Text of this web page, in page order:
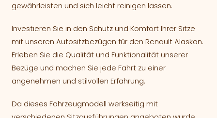
gewährleisten und sich leicht reinigen lassen.
Investieren Sie in den Schutz und Komfort Ihrer Sitze
mit unseren Autositzbezügen für den Renault Alaskan.
Erleben Sie die Qualität und Funktionalität unserer
Bezüge und machen Sie jede Fahrt zu einer
angenehmen und stilvollen Erfahrung.
Da dieses Fahrzeugmodell werkseitig mit